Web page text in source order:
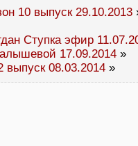
10 выпуск 29.10.2013
Ступка эфир
17.09.2014 »
выпуск 08.03.2014 »